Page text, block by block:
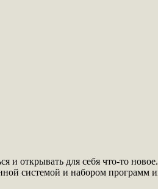
открывать для себя что-то
системой и набором программ